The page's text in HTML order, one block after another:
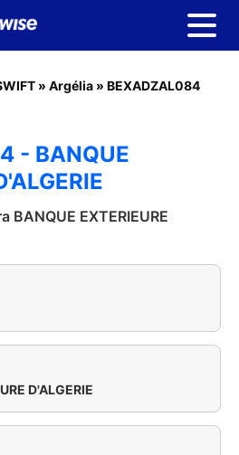
» Argélia » BEXADZAL084
- BANQUE
BANQUE EXTERIEURE
D'ALGERIE